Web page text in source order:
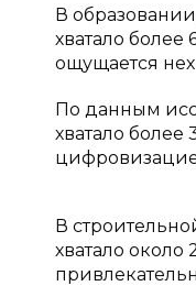
В
хватало более
ощущается
По данным
хватало более
В
хватало около